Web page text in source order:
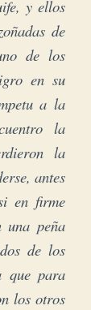
y ellos
de
de los
en su
a la
la
la
antes
en firme
una peña
de los
que para
los otros